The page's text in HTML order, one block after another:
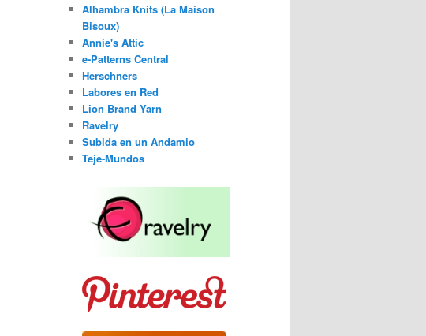
Alhambra Knits (La Maison
Bisoux)
Annie's Attic
e-Patterns Central
Herschners
Labores en Red
Lion Brand Yarn
Ravelry
Subida en un Andamio
Teje-Mundos